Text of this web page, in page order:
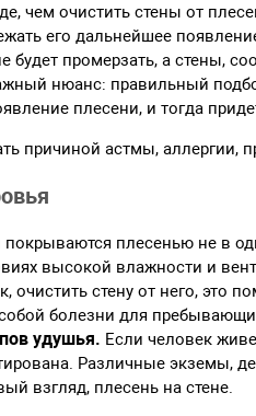
чем очистить стены от
его дальнейшее
промерзать, а стены,
нюанс: правильный
плесени, и тогда
причиной астмы, аллергии,
плесенью не в
высокой влажности и
очистить стену от него, это
болезни для
удушья. Если человек
Различные экземы,
взгляд, плесень на стене.